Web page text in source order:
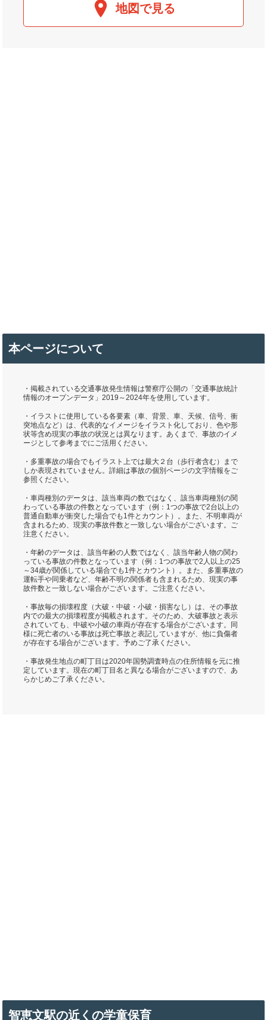
地図で見る
本ページについて
・掲載されている交通事故発生情報は警察庁公開の「交通事故統計
情報のオープンデータ」2019～2024年を使用しています。
・イラストに使用している各要素（車、背景、車、天候、信号、衝
突地点など）は、代表的なイメージをイラスト化しており、色や形
状等含め現実の事故の状況とは異なります。あくまで、事故のイメ
ージとして参考までにご活用ください。
・多重事故の場合でもイラスト上では最大２台（歩行者含む）まで
しか表現されていません。詳細は事故の個別ページの文字情報をご
参照ください。
・車両種別のデータは、該当車両の数ではなく、該当車両種別の関
わっている事故の件数となっています（例：1つの事故で2台以上の
普通自動車が衝突した場合でも1件とカウント）。また、不明車両が
含まれるため、現実の事故件数と一致しない場合がございます。ご
注意ください。
・年齢のデータは、該当年齢の人数ではなく、該当年齢人物の関わ
っている事故の件数となっています（例：1つの事故で2人以上の25
～34歳が関係している場合でも1件とカウント）。また、多重事故の
運転手や同乗者など、年齢不明の関係者も含まれるため、現実の事
故件数と一致しない場合がございます。ご注意ください。
・事故毎の損壊程度（大破・中破・小破・損害なし）は、その事故
内での最大の損壊程度が掲載されます。そのため、大破事故と表示
されていても、中破や小破の車両が存在する場合がございます。同
様に死亡者のいる事故は死亡事故と表記していますが、他に負傷者
が存在する場合がございます。予めご了承ください。
・事故発生地点の町丁目は2020年国勢調査時点の住所情報を元に推
定しています。現在の町丁目名と異なる場合がございますので、あ
らかじめご了承ください。
智恵文駅の近くの学童保育